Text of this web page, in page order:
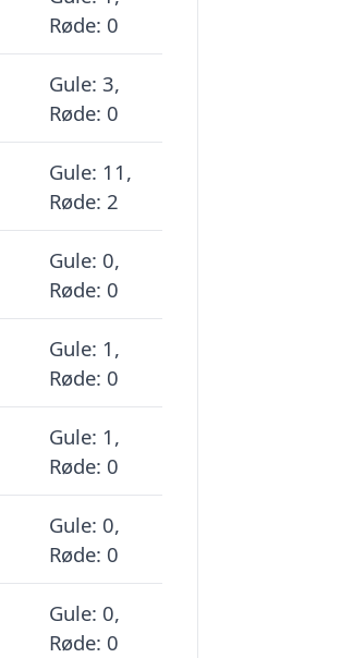
Røde: 0
Gule: 3,
Røde: 0
Gule: 11,
Røde: 2
Gule: 0,
Røde: 0
Gule: 1,
Røde: 0
Gule: 1,
Røde: 0
Gule: 0,
Røde: 0
Gule: 0,
Røde: 0